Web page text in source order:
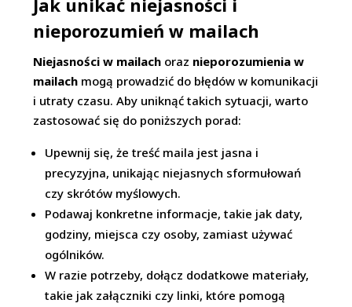
Jak unikać niejasności i
nieporozumień w mailach
Niejasności w mailach oraz nieporozumienia w
mailach mogą prowadzić do błędów w komunikacji
i utraty czasu. Aby uniknąć takich sytuacji, warto
zastosować się do poniższych porad:
Upewnij się, że treść maila jest jasna i
precyzyjna, unikając niejasnych sformułowań
czy skrótów myślowych.
Podawaj konkretne informacje, takie jak daty,
godziny, miejsca czy osoby, zamiast używać
ogólników.
W razie potrzeby, dołącz dodatkowe materiały,
takie jak załączniki czy linki, które pomogą